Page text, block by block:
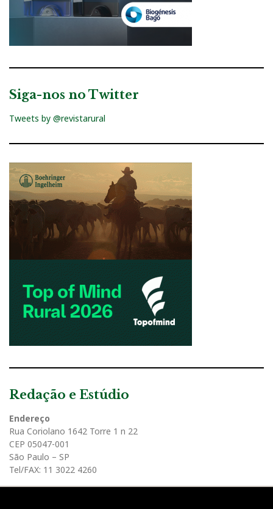
Siga-nos no Twitter
Tweets by @revistarural
Redação e Estúdio
Endereço
Rua Coriolano 1642 Torre 1 n 22
CEP 05047-001
São Paulo – SP
Tel/FAX: 11 3022 4260